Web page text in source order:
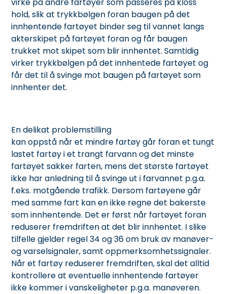
hold, slik at trykkbølgen foran baugen på det
innhentende fartøyet binder seg til vannet langs
akterskipet på fartøyet foran og får baugen
trukket mot skipet som blir innhentet. Samtidig
virker trykkbølgen på det innhentede fartøyet og
får det til å svinge mot baugen på fartøyet som
innhenter det.
En delikat problemstilling
kan oppstå når et mindre fartøy går foran et tungt
lastet fartøy i et trangt farvann og det minste
fartøyet sakker farten, mens det største fartøyet
ikke har anledning til å svinge ut i farvannet p.g.a.
f.eks. motgående trafikk. Dersom fartøyene går
med samme fart kan en ikke regne det bakerste
som innhentende. Det er først når fartøyet foran
reduserer fremdriften at det blir innhentet. I slike
tilfelle gjelder regel 34 og 36 om bruk av manøver-
og varselsignaler, samt oppmerksomhetssignaler.
Når et fartøy reduserer fremdriften, skal det alltid
kontrollere at eventuelle innhentende fartøyer
ikke kommer i vanskeligheter p.g.a. manøveren.